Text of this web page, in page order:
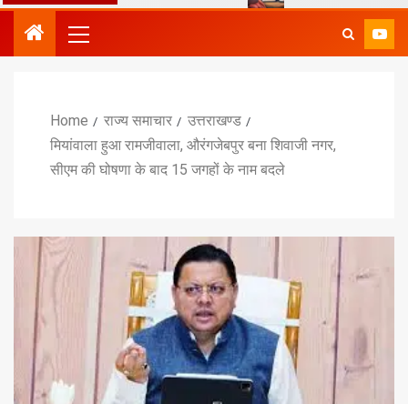
Home राज्य समाचार
उत्तराखण्ड
मियांवाला हुआ रामजीवाला, औरंगजेबपुर बना शिवाजी नगर,
सीएम की घोषणा के बाद 15 जगहों के नाम बदले